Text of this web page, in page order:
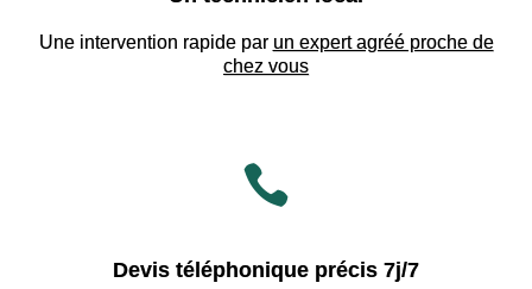
Une intervention rapide par un expert agréé proche de
chez vous

Devis téléphonique précis 7j/7